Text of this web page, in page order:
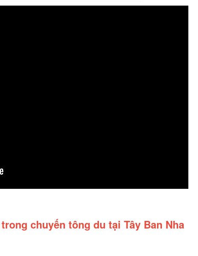
chuyến tông du tại Tây Ban Nha